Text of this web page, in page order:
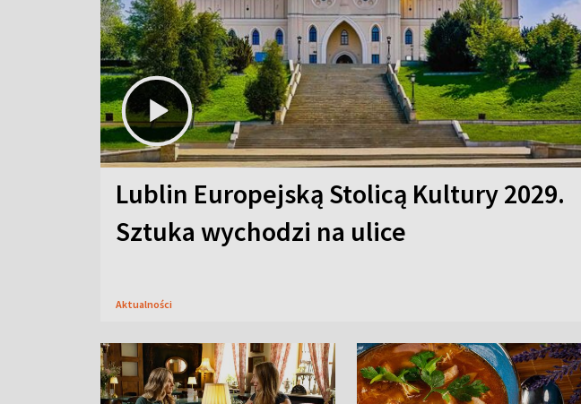
Lublin Europejską Stolicą Kultury 2029.
Sztuka wychodzi na ulice
Aktualności